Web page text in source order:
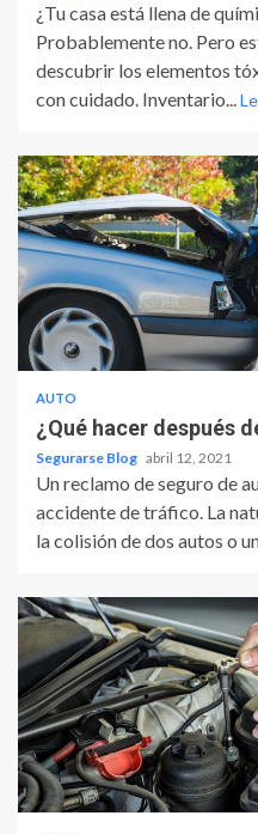
¿Tu casa está llena de
Probablemente no. Pero
descubrir los elementos
con cuidado. Inventario...
AUTO
¿Qué hacer después
Segurarse Blog abril 12, 2021
Un reclamo de seguro de
accidente de tráfico. La
la colisión de dos autos o